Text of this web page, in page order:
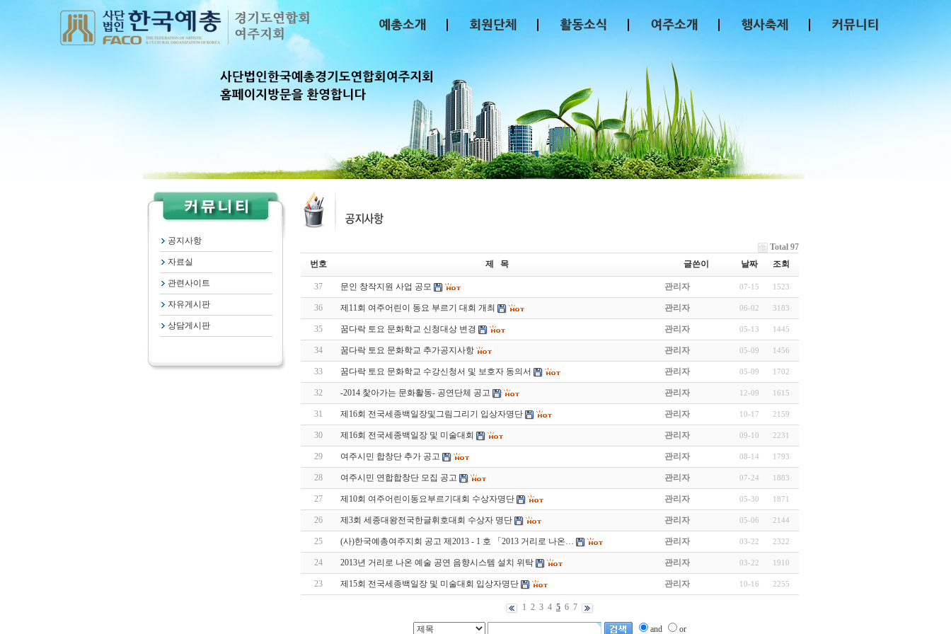
공지사항
자료실
관련사이트
자유게시판
상담게시판
Total 97
번호
제 목 글쓴이 날짜 조회
37 문인 창작지원 사업 공모 관리자 07-15 1523
36 제11회 여주어린이 동요 부르기 대회 개최 관리자 06-02 3183
35 꿈다락 토요 문화학교 신청대상 변경 관리자 05-13 1445
34 꿈다락 토요 문화학교 추가공지사항 관리자 05-09 1456
33 꿈다락 토요 문화학교 수강신청서 및 보호자 동의서 관리자 05-09 1702
32 -2014 찿아가는 문화활동- 공연단체 공고 관리자 12-09 1615
31 제16회 전국세종백일장및그림그리기 입상자명단 관리자 10-17 2159
30 제16회 전국세종백일장 및 미술대회 관리자 09-10 2231
29 여주시민 합창단 추가 공고 관리자 08-14 1793
28 여주시민 연합합창단 모집 공고 관리자 07-24 1883
27 제10회 여주어린이동요부르기대회 수상자명단 관리자 05-30 1871
26 제3회 세종대왕전국한글휘호대회 수상자 명단 관리자 05-06 2144
25 (사)한국예총여주지회 공고 제2013 - 1 호 「2013 거리로 나온… 관리자 03-22 2322
24 2013년 거리로 나온 예술 공연 음향시스템 설치 위탁 관리자 03-22 1910
23 제15회 전국세종백일장 및 미술대회 입상자명단 관리자 10-16 2255
1 2 3 4 5 6 7
and or